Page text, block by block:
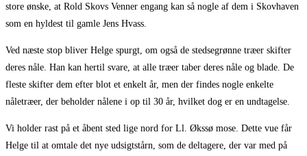
store ønske, at Rold Skovs Venner engang kan så nogle af dem i Skovhaven
som en hyldest til gamle Jens Hvass.
Ved næste stop bliver Helge spurgt, om også de stedsegrønne træer skifter
deres nåle. Han kan hertil svare, at alle træer taber deres nåle og blade. De
fleste skifter dem efter blot et enkelt år, men der findes nogle enkelte
nåletræer, der beholder nålene i op til 30 år, hvilket dog er en undtagelse.
Vi holder rast på et åbent sted lige nord for Ll. Økssø mose. Dette vue får
Helge til at omtale det nye udsigtstårn, som de deltagere, der var med på